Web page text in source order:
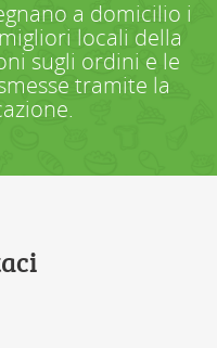
a domicilio i
locali della
sugli ordini e le
tramite la